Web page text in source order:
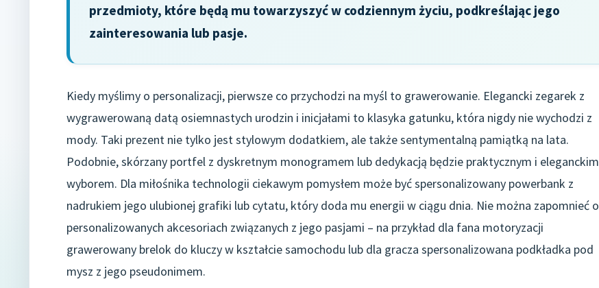
przedmioty, które będą mu towarzyszyć w codziennym życiu, podkreślając jego
zainteresowania lub pasje.
Kiedy myślimy o personalizacji, pierwsze co przychodzi na myśl to grawerowanie. Elegancki zegarek z
wygrawerowaną datą osiemnastych urodzin i inicjałami to klasyka gatunku, która nigdy nie wychodzi z
mody. Taki prezent nie tylko jest stylowym dodatkiem, ale także sentymentalną pamiątką na lata.
Podobnie, skórzany portfel z dyskretnym monogramem lub dedykacją będzie praktycznym i eleganckim
wyborem. Dla miłośnika technologii ciekawym pomysłem może być spersonalizowany powerbank z
nadrukiem jego ulubionej grafiki lub cytatu, który doda mu energii w ciągu dnia. Nie można zapomnieć o
personalizowanych akcesoriach związanych z jego pasjami – na przykład dla fana motoryzacji
grawerowany brelok do kluczy w kształcie samochodu lub dla gracza spersonalizowana podkładka pod
mysz z jego pseudonimem.